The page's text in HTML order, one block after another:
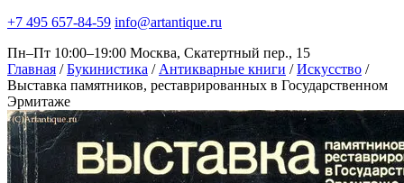
+7 495 657-84-59 info@artantique.ru
Пн–Пт 10:00–19:00 Москва, Скатертный пер., 15
Главная / Букинистика / Антикварные книги / Искусство /
Выставка памятников, реставрированных в Государственном
Эрмитаже